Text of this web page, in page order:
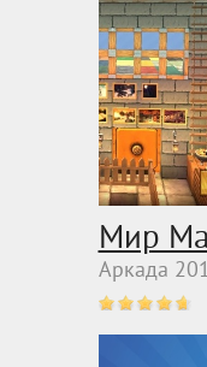
Мир
Аркада